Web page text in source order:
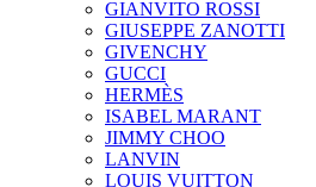
GIANVITO ROSSI
GIUSEPPE ZANOTTI
GIVENCHY
GUCCI
HERMÈS
ISABEL MARANT
JIMMY CHOO
LANVIN
LOUIS VUITTON